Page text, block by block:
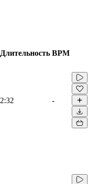
Длительность BPM
2:32 -